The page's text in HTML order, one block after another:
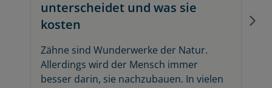
unterscheidet und was sie
kosten
Zähne sind Wunderwerke der Natur.
Allerdings wird der Mensch immer
besser darin, sie nachzubauen. In vielen